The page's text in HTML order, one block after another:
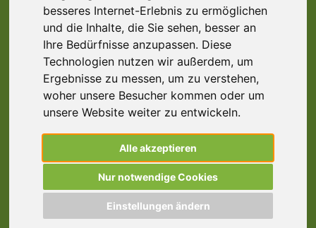
besseres Internet-Erlebnis zu ermöglichen
und die Inhalte, die Sie sehen, besser an
Ihre Bedürfnisse anzupassen. Diese
Technologien nutzen wir außerdem, um
Ergebnisse zu messen, um zu verstehen,
woher unsere Besucher kommen oder um
unsere Website weiter zu entwickeln.
Alle akzeptieren
Nur notwendige Cookies
Einstellungen ändern
... aber vielleicht ist hier etwas dabei:
Haustechniker (m/w/d) Instandhaltung,
Rödermark
63322 Rödermark